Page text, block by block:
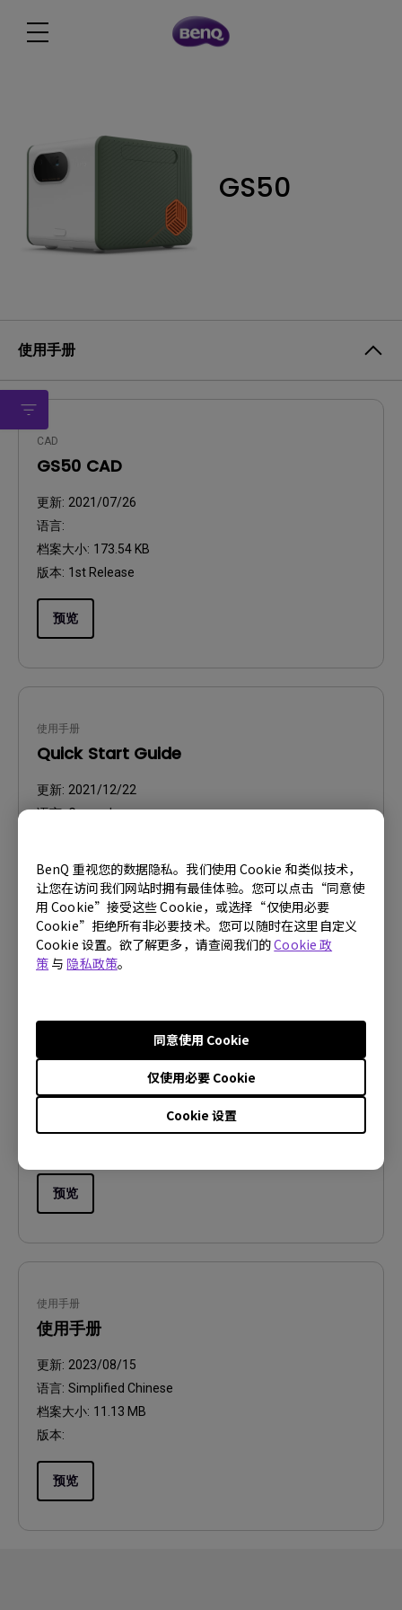
BenQ 重视您的数据隐私。我们使用 Cookie 和类似技术，
让您在访问我们网站时拥有最佳体验。您可以点击“同意使
用 Cookie”接受这些 Cookie，或选择“仅使用必要
Cookie”拒绝所有非必要技术。您可以随时在这里自定义
Cookie 设置。欲了解更多，请查阅我们的Cookie 政
策 与 隐私政策。
Cookie 设置
仅使用必要 Cookie
同意使用 Cookie
GS50
使用手册
CAD
GS50 CAD
更新: 2021/07/26
语言:
档案大小: 173.54 KB
版本: 1st Release
预览
使用手册
Quick Start Guide
更新: 2021/12/22
语言:General
预览
语言:Simplified Chinese
预览
使用手册
使用手册
更新: 2023/08/15
语言: Simplified Chinese
档案大小: 11.13 MB
版本:
预览